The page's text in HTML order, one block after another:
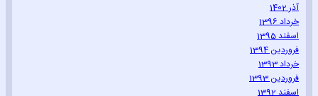
آذر 1402
خرداد 1396
اسفند 1395
فروردین 1394
خرداد 1393
فروردین 1393
اسفند 1392